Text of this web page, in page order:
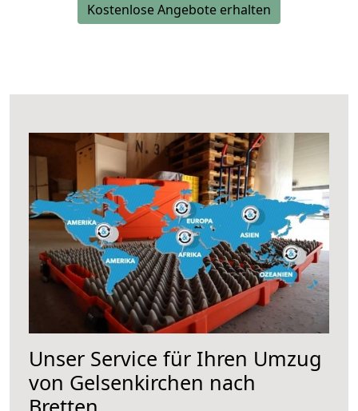
Kostenlose Angebote erhalten
Unser Service für Ihren Umzug
von Gelsenkirchen nach